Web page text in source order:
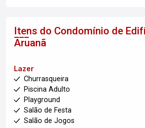
Itens do Condomínio de
Aruanã
Lazer
Churrasqueira
Piscina Adulto
Playground
Salão de Festa
Salão de Jogos